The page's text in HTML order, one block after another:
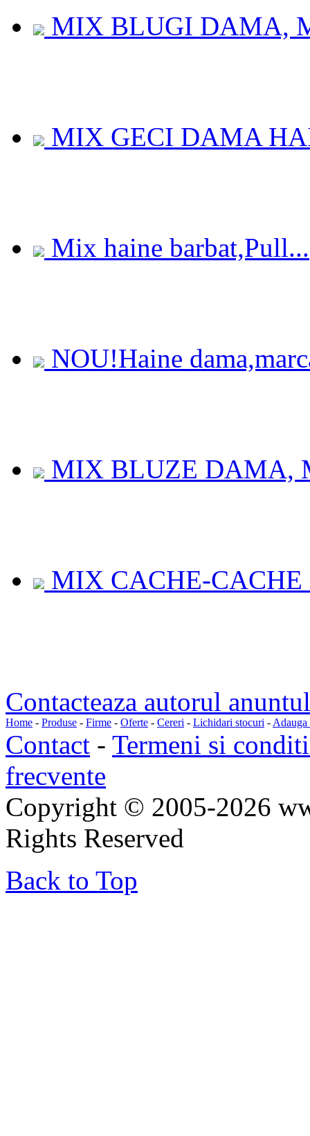
MIX BLUGI DAMA,
MIX GECI DAMA
Mix haine barbat,Pull...
NOU!Haine
MIX BLUZE DAMA,
MIX CACHE-
Contacteaza autorul
Home - Produse - Firme - Oferte - Cereri - Lichidari stocuri - Adauga
Contact - Termeni si
frecvente
Copyright © 2005-2026
Rights Reserved
Back to Top